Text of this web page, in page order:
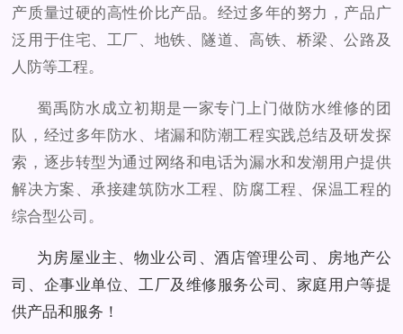
产质量过硬的高性价比产品。经过多年的努力，产品广
泛用于住宅、工厂、地铁、隧道、高铁、桥梁、公路及
人防等工程。
蜀禹防水成立初期是一家专门上门做防水维修的团
队，经过多年防水、堵漏和防潮工程实践总结及研发探
索，逐步转型为通过网络和电话为漏水和发潮用户提供
解决方案、承接建筑防水工程、防腐工程、保温工程的
综合型公司。
为房屋业主、物业公司、酒店管理公司、房地产公
司、企事业单位、工厂及维修服务公司、家庭用户等提
供产品和服务！